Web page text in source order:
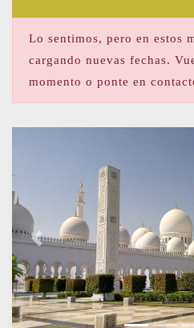
Previous
Lo sentimos, pero en estos
cargando nuevas fechas.
momento o ponte en